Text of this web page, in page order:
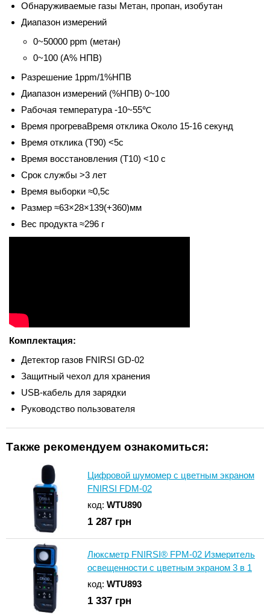
Обнаруживаемые газы Метан, пропан, изобутан
Диапазон измерений
0~50000 ppm (метан)
0~100 (A% НПВ)
Разрешение 1ppm/1%НПВ
Диапазон измерений (%НПВ) 0~100
Рабочая температура -10~55℃
Время прогреваВремя отклика Около 15-16 секунд
Время отклика (T90) <5с
Время восстановления (T10) <10 с
Срок службы >3 лет
Время выборки ≈0,5с
Размер ≈63×28×139(+360)мм
Вес продукта ≈296 г
Комплектация:
Детектор газов FNIRSI GD-02
Защитный чехол для хранения
USB-кабель для зарядки
Руководство пользователя
Также рекомендуем ознакомиться:
Цифровой шумомер с цветным экраном
FNIRSI FDM-02
код: WTU890
1 287 грн
Люксметр FNIRSI® FPM-02 Измеритель
освещенности с цветным экраном 3 в 1
код: WTU893
1 337 грн